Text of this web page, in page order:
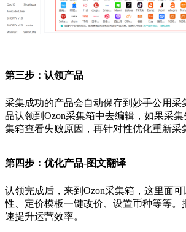
第三步：认领产品
采集成功的产品会自动保存到妙手公用采
品认领到 Ozon采集箱中去编辑，如果采
集箱查看失败原因，再针对性优化重新采
第四步：优化产品-图文翻译
认领完成后，来到 Ozon采集箱，这里面
性、定价模板一键改价、设置币种等等。
速提升运营效率。